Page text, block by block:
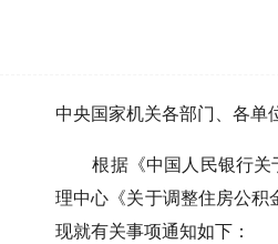
中央国家机关各部门、各单
根据《中国人民银行关于
理中心《关于调整住房公积
现就有关事项通知如下：